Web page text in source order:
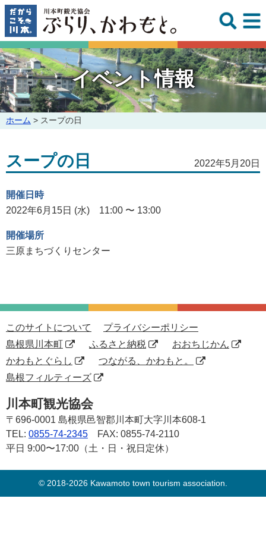
このページの本文へ
イベント情報
こ
ー
ジ
位
置:
ホーム > スープの日
スープの日 2022年5月20日
開催日時
2022年6月15日 (水) 11:00 〜 13:00
開催場所
三原まちづくりセンター
このサイトについて
プライバシーポリシー
島根県川本町
ふるさと納税
おおちじかん
かわもとぐらし
つながる、かわもと。
島根フィルティーズ
川本町観光協会
〒696-0001 島根県邑智郡川本町大字川本608-1
TEL: 0855-74-2345
FAX: 0855-74-2110
平日 9:00〜17:00（土・日・祝日定休）
© 2018-2026 Kawamoto town tourism association.